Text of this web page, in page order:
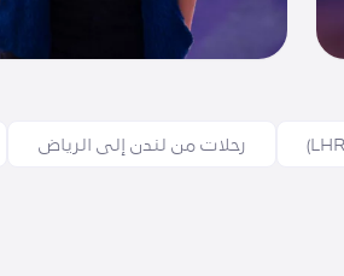
رحلات من لندن إلى الرياض